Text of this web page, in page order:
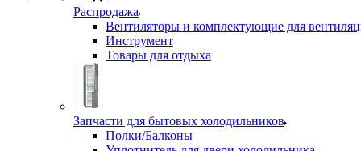
Распродажа
Вентиляторы и комплектующие для
Инструмент
Товары для отдыха
Запчасти для бытовых холодильников
Полки/Балконы